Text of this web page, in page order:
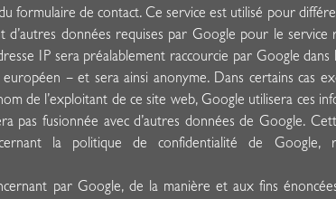
de contact. Ce service est utilisé pour
d’autres données requises par Google pour le
IP sera préalablement raccourcie par Google dans
– et sera ainsi anonyme. Dans certains cas
de l’exploitant de ce site web, Google utilisera ces
pas fusionnée avec d’autres données de Google.
la politique de confidentialité de Google,
par Google, de la manière et aux fins